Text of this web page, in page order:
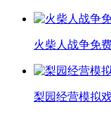
火柴人战争免
梨园经营模拟